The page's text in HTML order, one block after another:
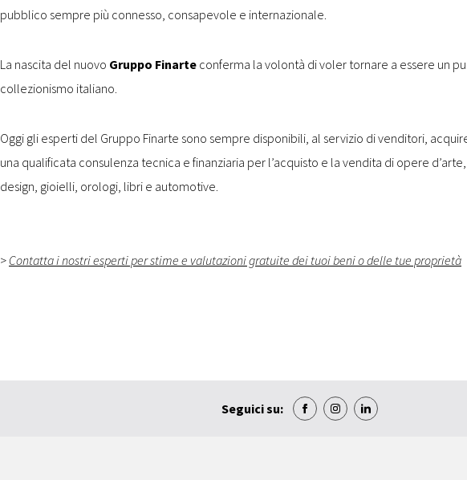
pubblico sempre più connesso, consapevole e internazionale.
La nascita del nuovo Gruppo Finarte conferma la volontà di voler tornare a essere un
collezionismo italiano.
Oggi gli esperti del Gruppo Finarte sono sempre disponibili, al servizio di venditori,
una qualificata consulenza tecnica e finanziaria per l’acquisto e la vendita di opere
design, gioielli, orologi, libri e automotive.
> Contatta i nostri esperti per stime e valutazioni gratuite dei tuoi beni o delle tue proprietà
Seguici su: